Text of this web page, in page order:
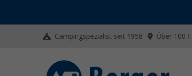
Campingspezialist seit 1958 Über 100